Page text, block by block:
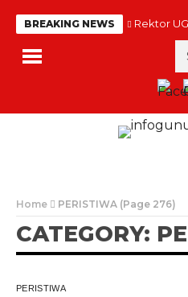
BREAKING NEWS Rektor
Home PERISTIWA (Page 276)
CATEGORY:
PERISTIWA